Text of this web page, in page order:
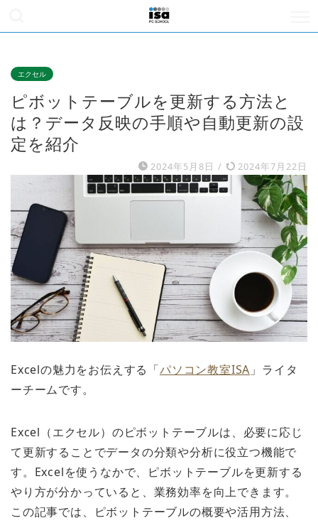
エクセル
ピボットテーブルを更新する方法と
は？データ反映の手順や自動更新の設
定を紹介
2024年5月8日 / 2024年7月22日
Excelの魅力をお伝えする「パソコン教室ISA 」ライタ
ーチームです。
Excel（エクセル）のピボットテーブルは、必要に応じ
て更新することでデータの分類や分析に役立つ機能で
す。Excelを使うなかで、ピボットテーブルを更新する
やり方が分かっていると、業務効率を向上できます。
この記事では、ピボットテーブルの概要や活用方法、